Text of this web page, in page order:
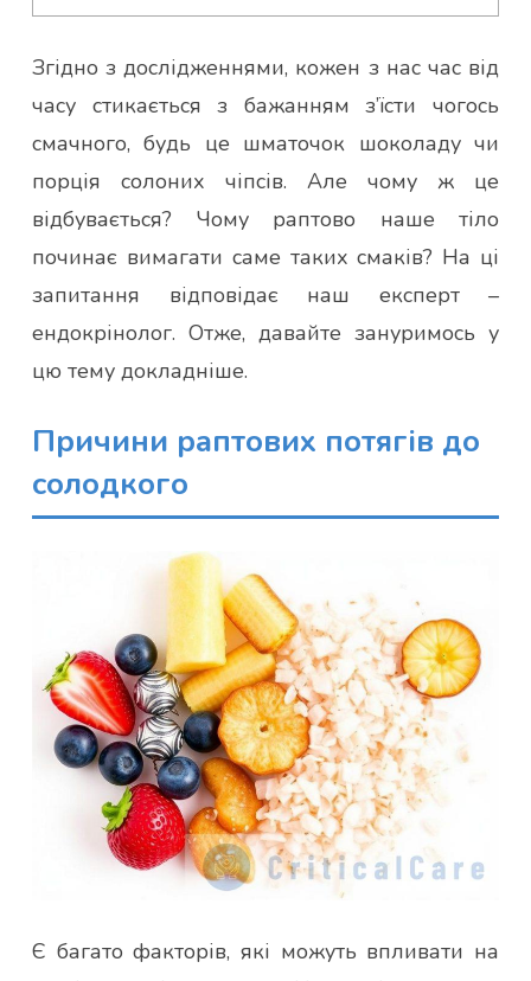
Згідно з дослідженнями, кожен з нас час від
часу стикається з бажанням з’їсти чогось
смачного, будь це шматочок шоколаду чи
порція солоних чіпсів. Але чому ж це
відбувається? Чому раптово наше тіло
починає вимагати саме таких смаків? На ці
запитання відповідає наш експерт –
ендокрінолог. Отже, давайте зануримось у
цю тему докладніше.
Причини раптових потягів до
солодкого
Є багато факторів, які можуть впливати на